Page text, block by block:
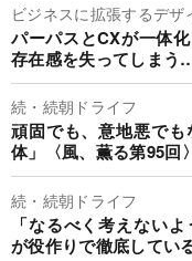
ビジネスに拡張するデザ
パーパスとCXが一体
存在感を失ってしまう
続・続朝ドライフ
頑固でも、意地悪で
体」〈風、薫る第95回〉
続・続朝ドライフ
「なるべく考えない
が役作りで徹底してい